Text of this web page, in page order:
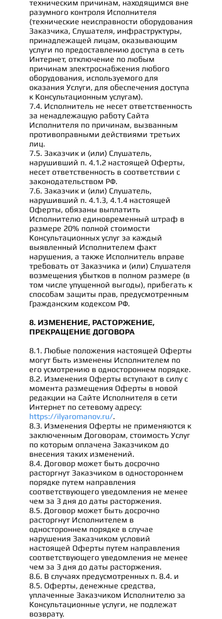
техническим причинам, находящимся вне
разумного контроля Исполнителя
(технические неисправности оборудования
Заказчика, Слушателя, инфраструктуры,
принадлежащей лицам, оказывающим
услуги по предоставлению доступа в сеть
Интернет, отключение по любым
причинам электроснабжения любого
оборудования, используемого для
оказания Услуги, для обеспечения доступа
к Консультационным услугам).
7.4. Исполнитель не несет ответственность
за ненадлежащую работу Сайта
Исполнителя по причинам, вызванным
противоправными действиями третьих
лиц.
7.5. Заказчик и (или) Слушатель,
нарушивший п. 4.1.2 настоящей Оферты,
несет ответственность в соответствии с
законодательством РФ.
7.6. Заказчик и (или) Слушатель,
нарушивший п. 4.1.3, 4.1.4 настоящей
Оферты, обязаны выплатить
Исполнителю единовременный штраф в
размере 20% полной стоимости
Консультационных услуг за каждый
выявленный Исполнителем факт
нарушения, а также Исполнитель вправе
требовать от Заказчика и (или) Слушателя
возмещения убытков в полном размере (в
том числе упущенной выгоды), прибегать к
способам защиты прав, предусмотренным
Гражданским кодексом РФ.
8. ИЗМЕНЕНИЕ, РАСТОРЖЕНИЕ,
ПРЕКРАЩЕНИЕ ДОГОВОРА
8.1. Любые положения настоящей Оферты
могут быть изменены Исполнителем по
его усмотрению в одностороннем порядке.
8.2. Изменения Оферты вступают в силу с
момента размещения Оферты в новой
редакции на Сайте Исполнителя в сети
Интернет по сетевому адресу:
https://ilyaromanov.ru/.
8.3. Изменения Оферты не применяются к
заключенным Договорам, стоимость Услуг
по которым оплачена Заказчиком до
внесения таких изменений.
8.4. Договор может быть досрочно
расторгнут Заказчиком в одностороннем
порядке путем направления
соответствующего уведомления не менее
чем за 3 дня до даты расторжения.
8.5. Договор может быть досрочно
расторгнут Исполнителем в
одностороннем порядке в случае
нарушения Заказчиком условий
настоящей Оферты путем направления
соответствующего уведомления не менее
чем за 3 дня до даты расторжения.
8.6. В случаях предусмотренных п. 8.4. и
8.5. Оферты, денежные средства,
уплаченные Заказчиком Исполнителю за
Консультационные услуги, не подлежат
возврату.